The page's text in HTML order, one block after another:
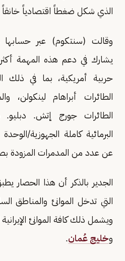
الذي شكل ضغطاً اقتصادياً خانقاً
وقالت (سنتكوم) عبر
حربية أمريكية، بما في ذلك
الطائرات أبراهام لينكولن،
الطائرات جورج إتش. دبليو.
عن عدد من المدمرات المزودة
الجدير بالذكر أن هذا الحصار
التي تدخل الموانئ والمناطق
ويشمل ذلك كافة الموانئ
وخليج عُمان.